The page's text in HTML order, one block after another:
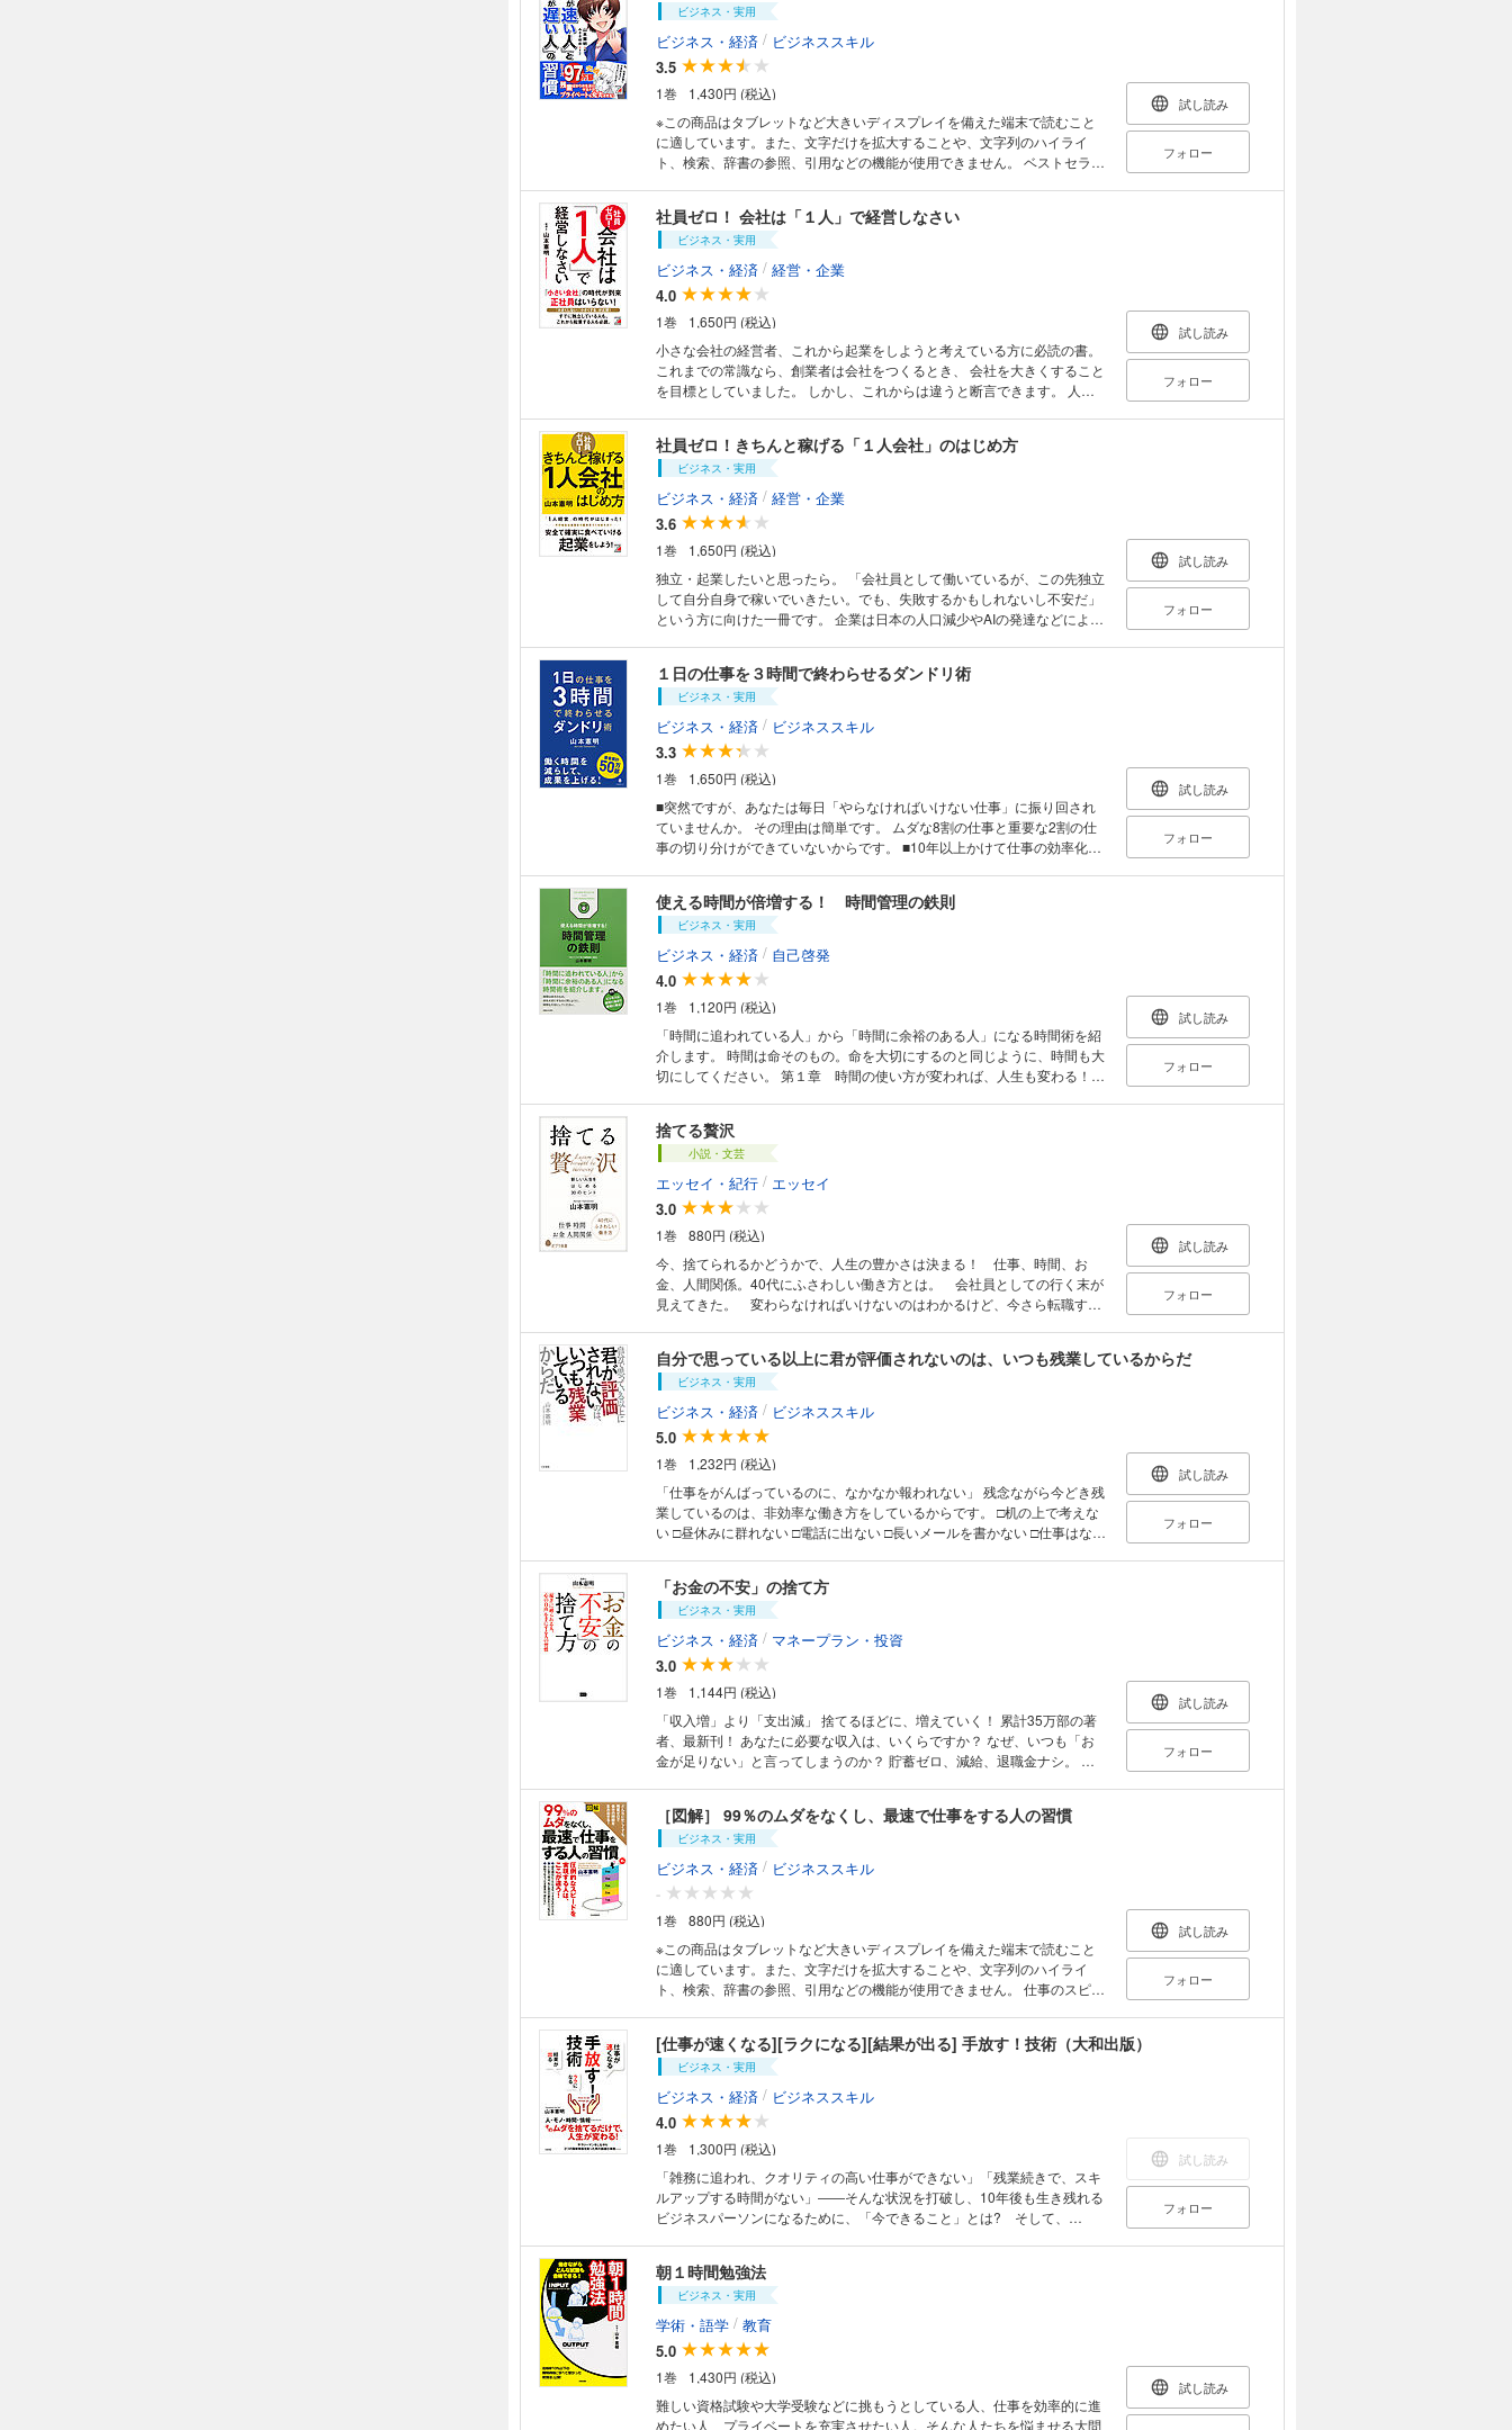
ビジネス・実用
ビジネス・経済 / ビジネススキル
3.5
1巻
1,430円 (税込)
※この商品はタブレットなど大きいディスプレイを備えた端末で読むこと
に適しています。また、文字だけを拡大することや、文字列のハイライ
ト、検索、辞書の参照、引用などの機能が使用できません。 ベストセラー
でプライベートの時間もなかなか取れない女性ＳＥ。 頼りにしていた先輩
の退職や、失敗などを乗り越え、 効率よくダンドリよく仕事ができるよう
に成長していく物語です。
試し読み
フォロー
社員ゼロ！ 会社は「１人」で経営しなさい
ビジネス・実用
ビジネス・経済 / 経営・企業
4.0
1巻
1,650円 (税込)
小さな会社の経営者、これから起業をしようと考えている方に必読の書。
これまでの常識なら、創業者は会社をつくるとき、 会社を大きくすること
を目標としていました。 しかし、これからは違うと断言できます。 人口
くしていくということは難しいでしょう。 だからこそ、一人でできること
をやり、 地道に稼いでいくというのがいい方法なのです。 当然、これま
で存続してきた大企業も売り上げが減り、 人を減らさざるを得なくなりま
す。 このような時代において、 大企業からあふれた人は自分の力で食べ
ていくしかありません。 本書の著者は、税理士・経営コンサルタントとし
て、 ずっと極小会社(ひとり又は2、3人でやっている会社)のことを研究
し、 実際に税理士業で携わり、 自らも1人会社を10年以上運営してきまし
た。 その中で、「一人で経営していく場合の必勝法」を編み出したので
す。 本書ではその必勝法を余すところなく公開しています。 会社を大き
くせずに、一人で経営することのメリットがわかり、 ムリのないや先を見
通した経営計画の立て方と心得を説きます。
試し読み
フォロー
社員ゼロ！きちんと稼げる「１人会社」のはじめ方
ビジネス・実用
ビジネス・経済 / 経営・企業
3.6
1巻
1,650円 (税込)
独立・起業したいと思ったら。 「会社員として働いているが、この先独立
して自分自身で稼いでいきたい。でも、失敗するかもしれないし不安だ」
という方に向けた一冊です。 企業は日本の人口減少やAIの発達などによ
年時代となった現代、年金や会社だけに頼るのは難しくなってきていま
す。 会社を大きくして、贅沢して生きていきたいというのであればリスク
は大きくなりますが、 身の丈に合った堅実なやり方をすれば必ず成功しま
す。 本書では、自分の得意なことや好きなことをじっくり、ムリをせず、
着実に進める「堅実な起業」の方法を教えます。 税理士の著者が自分で実
践したことや、クライアントが実践していることを例にして、わかりやす
く解説します！
試し読み
フォロー
１日の仕事を３時間で終わらせるダンドリ術
ビジネス・実用
ビジネス・経済 / ビジネススキル
3.3
1巻
1,650円 (税込)
■突然ですが、あなたは毎日「やらなければいけない仕事」に振り回され
ていませんか。 その理由は簡単です。 ムダな8割の仕事と重要な2割の仕
事の切り分けができていないからです。 ■10年以上かけて仕事の効率化、
す。 ■仕事を減らすにあたって、まず自分自身が発想を大胆に転換する必
要があります。 ・仕事の大半は実は、やらなくても問題ない ・仕事の量
は空間・時間・人間との間合いで決まる ・「業界の常識」や「会社の慣
習」を手放す ・「プライド」と「見栄」を手放す ・「だと思います」な
どのあいまいな言葉を手放す これらを意識するだけで、自然とムダな仕事
をすることが少なくなり、 同時に重要な仕事を効率的に進められるように
なります。 仕事に振り回されてお困りのビジネスマンにお勧めの1冊で
す。 ■本書の内容 はじめに ・第1部 仕事と人生の「ムダな8割」を徹
底的に手放す 第1章 身のまわりの「ムダ」を洗い出す 第2章 あなたの
まわりは「ムダなモノ」だらけ 第3章 あなたの1日は「ムダな時間」だ
らけ 第4章 あなたの頭の中は「ムダな気持ち」だらけ 第5章 あなたの
仕事を邪魔する「ムダな言葉」を手放す ・第2部 「重要な2割」を徹底
的に磨く 第6章 リーダーのための“自分を育てる”仕事術 第7章 時間の使
試し読み
フォロー
使える時間が倍増する！ 時間管理の鉄則
ビジネス・実用
ビジネス・経済 / 自己啓発
4.0
1巻
1,120円 (税込)
「時間に追われている人」から「時間に余裕のある人」になる時間術を紹
介します。 時間は命そのもの。命を大切にするのと同じように、時間も大
切にしてください。 第１章 時間の使い方が変われば、人生も変わる！
で、１日が変わる！ 第５章 「無意味な休日」をなくすための秘訣 第６
章 時間を「投資」して、人生を豊かに！ 第７章 数十年先まで考えた
「時間のライフプラン」
試し読み
フォロー
捨てる贅沢
小説・文芸
エッセイ・紀行 / エッセイ
3.0
1巻
880円 (税込)
今、捨てられるかどうかで、人生の豊かさは決まる！ 仕事、時間、お
金、人間関係。40代にふさわしい働き方とは。 会社員としての行く末が
見えてきた。 変わらなければいけないのはわかるけど、今さら転職する
間で板ばさみになる40代が、自分の人生を取り戻し、本当に大切なことに
集中するために今、捨てるべきことを説く。
試し読み
フォロー
自分で思っている以上に君が評価されないのは、いつも残業しているからだ
ビジネス・実用
ビジネス・経済 / ビジネススキル
5.0
1巻
1,232円 (税込)
「仕事をがんばっているのに、なかなか報われない」 残念ながら今どき残
業しているのは、非効率な働き方をしているからです。 □机の上で考えな
い □昼休みに群れない □電話に出ない □長いメールを書かない □仕事はなる
試し読み
フォロー
「お金の不安」の捨て方
ビジネス・実用
ビジネス・経済 / マネープラン・投資
3.0
1巻
1,144円 (税込)
「収入増」より「支出減」 捨てるほどに、増えていく！ 累計35万部の著
者、最新刊！ あなたに必要な収入は、いくらですか？ なぜ、いつも「お
金が足りない」と言ってしまうのか？ 貯蓄ゼロ、減給、退職金ナシ。 お
しょう。 そうするだけで、あなたの心は、 「お金の呪縛」から解放され
ます。 第１章 これからの10年、日本でどう生きますか？ 第２章 「お
金の不安」を捨てられる人の条件 第３章 お金とのつき合い方を「数字」
で考える 第４章 あなたは「捨てる」ことができますか？ 第５章 実践
編 生活費デトックス法 第６章 シンプルライフ思考で習慣を変えてみる
第７章 家族構成別 お金に縛られない生き方 第８章 「お金の不安」を
捨てられた人々
試し読み
フォロー
［図解］ 99％のムダをなくし、最速で仕事をする人の習慣
ビジネス・実用
ビジネス・経済 / ビジネススキル
-
1巻
880円 (税込)
※この商品はタブレットなど大きいディスプレイを備えた端末で読むこと
に適しています。また、文字だけを拡大することや、文字列のハイライ
ト、検索、辞書の参照、引用などの機能が使用できません。 仕事のスピー
る」「いいアイデアが浮かばず延々と考え続けてしまう」「優先順位にと
らわれすぎて、かえって効率が悪くなる」……、意識しなければ、多くの
無駄なことに時間を費やしてしまいます。中でも、特に大きな無駄の1つ
が「みんながやっているから、自分も合わせないと……」と考えて、して
いる行動です。本書は、無駄を徹底的に排除して、仕事のスピードを圧倒
的に速くする方法について、解説しています。一つひとつのテクニック
は、誰でもできる簡単なことばかりなので、すぐに始めることができま
す。本書のテクニックを実践し続けて、習慣にまで発展できれば、今より
も仕事が速くなること間違いなしです。
試し読み
フォロー
[仕事が速くなる][ラクになる][結果が出る] 手放す！技術（大和出版）
ビジネス・実用
ビジネス・経済 / ビジネススキル
4.0
1巻
1,300円 (税込)
「雑務に追われ、クオリティの高い仕事ができない」「残業続きで、スキ
ルアップする時間がない」――そんな状況を打破し、10年後も生き残れる
ビジネスパーソンになるために、「今できること」とは? そして、
したい」「仕事も人生も充実させたい」あなたに贈る全く新しい仕事術。
(著者紹介)山本憲明。税理士、中小企業診断士、気象予報士。山本憲明税
理士事務所代表。H&Cビジネス株式会社代表取締役。1970年兵庫県生ま
れ。早稲田大学政経学部卒業。横河電機株式会社勤務後、山本憲明税理士
事務所を設立。ベストセラー『仕事が速い人と仕事が遅い人の習慣』ほ
か、『朝1時間勉強法』『社長は会社を大きくするな!』など著書多数。
試し読み
フォロー
朝１時間勉強法
ビジネス・実用
学術・語学 / 教育
5.0
1巻
1,430円 (税込)
難しい資格試験や大学受験などに挑もうとしている人、仕事を効率的に進
めたい人、プライベートを充実させたい人。そんな人たちを悩ませる大問
試し読み